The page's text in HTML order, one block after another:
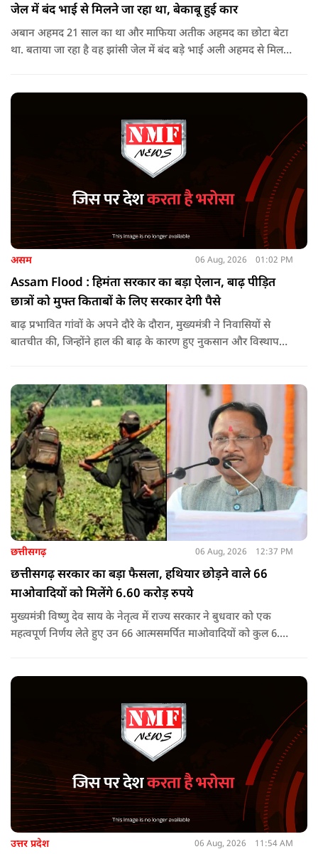
जेल में बंद भाई से मिलने जा रहा था, बेकाबू हुई कार
अबान अहमद 21 साल का था और माफिया अतीक अहमद का छोटा बेटा
था. बताया जा रहा है वह झांसी जेल में बंद बड़े भाई अली अहमद से मिलने
असम 06 Aug, 2026 01:02 PM
Assam Flood : हिमंता सरकार का बड़ा ऐलान, बाढ़ पीड़ित
छात्रों को मुफ्त किताबों के लिए सरकार देगी पैसे
बाढ़ प्रभावित गांवों के अपने दौरे के दौरान, मुख्यमंत्री ने निवासियों से
बातचीत की, जिन्होंने हाल की बाढ़ के कारण हुए नुकसान और विस्थापन
छत्तीसगढ़ 06 Aug, 2026 12:37 PM
छत्तीसगढ़ सरकार का बड़ा फैसला, हथियार छोड़ने वाले 66
माओवादियों को मिलेंगे 6.60 करोड़ रुपये
मुख्यमंत्री विष्णु देव साय के नेतृत्व में राज्य सरकार ने बुधवार को एक
महत्वपूर्ण निर्णय लेते हुए उन 66 आत्मसमर्पित माओवादियों को कुल 6.60
उत्तर प्रदेश 06 Aug, 2026 11:54 AM